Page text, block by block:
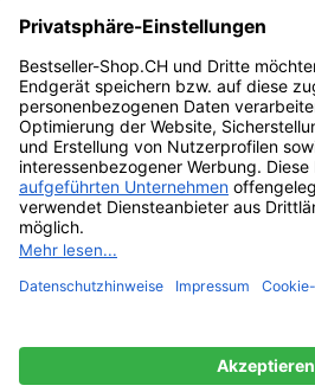
Alle Produkte
Home
Shop
Wishlist
Vergleichen
Warenkorb
Schliessen
Anmelden
Schliessen
Noch keinen Account?
Filter